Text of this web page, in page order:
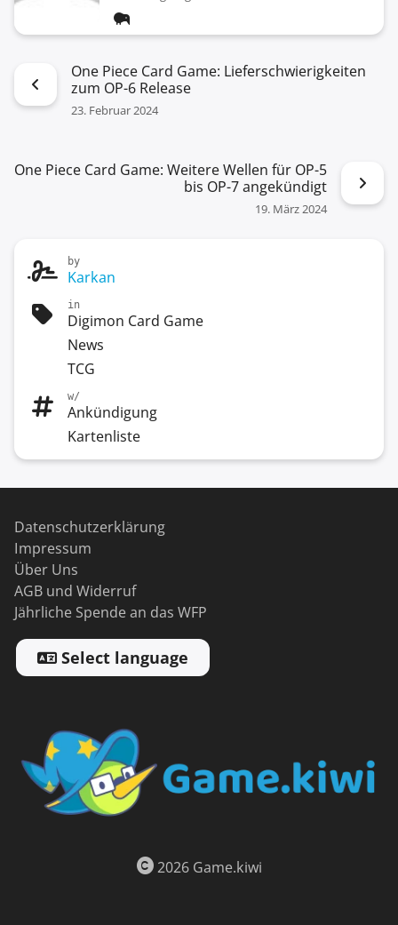
One Piece Card Game: Lieferschwierigkeiten
zum OP-6 Release
23. Februar 2024
One Piece Card Game: Weitere Wellen für OP-5
bis OP-7 angekündigt
19. März 2024
by
Karkan
in
Digimon Card Game
News
TCG
w/
Ankündigung
Kartenliste
Datenschutzerklärung
Impressum
Über Uns
AGB und Widerruf
Jährliche Spende an das WFP
Select language
2026 Game.kiwi